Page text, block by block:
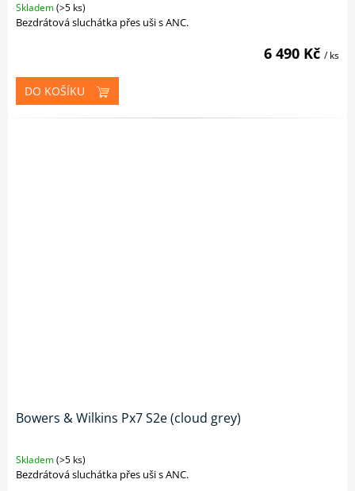
Skladem(>5 ks)
6 490 Kč / ks
DO KOŠÍKU
Bezdrátová sluchátka přes uši s ANC.
Bowers & Wilkins Px7 S2e (cloud grey)
Skladem(>5 ks)
Bezdrátová sluchátka přes uši s ANC.